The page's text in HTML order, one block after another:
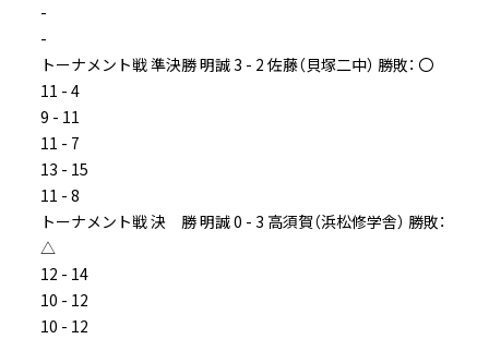
-
-
トーナメント戦 準決勝 明誠 3 - 2 佐藤（貝塚二中） 勝敗： 〇
11 - 4
9 - 11
11 - 7
13 - 15
11 - 8
トーナメント戦 決 勝 明誠 0 - 3 高須賀（浜松修学舎） 勝敗：
△
12 - 14
10 - 12
10 - 12